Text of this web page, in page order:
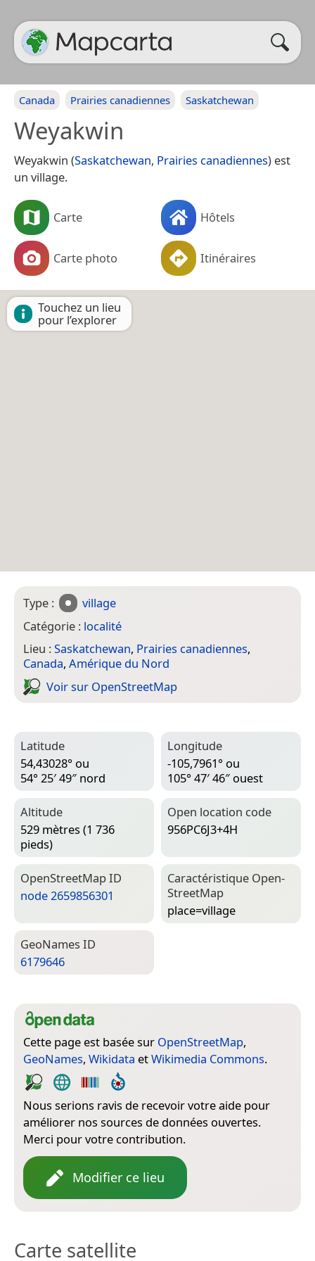
Canada Prairies canadiennes Saskatchewan
Weyakwin
Weyakwin (Saskatchewan, Prairies canadiennes) est
un village.
Carte Hôtels
Carte photo Itinéraires
Touchez un lieu
pour l’explorer
Type :
village
Catégorie : localité
Lieu :Saskatchewan, Prairies canadiennes,
Canada, Amérique du Nord
Voir sur Open­Street­Map
Latitude
54,43028° ou
54° 25′ 49″ nord
Longitude
-105,7961° ou
105° 47′ 46″ ouest
Altitude
529 mètres (1 736
pieds)
Open location code
956PC6J3+4H
Open­Street­Map ID
node 2659856301
Caractéristique Open­
Street­Map
place=­village
Geo­Names ID
6179646
Cette page est basée sur OpenStreetMap,
GeoNames, Wikidata etWikimedia Commons.
Nous serions ravis de recevoir votre aide pour
améliorer nos sources de données ouvertes.
Merci pour votre contribution.
Modifier ce lieu
Carte satellite